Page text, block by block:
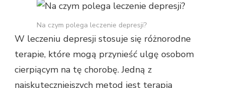
Na czym polega leczenie depresji?
W leczeniu depresji stosuje się różnorodne
terapie, które mogą przynieść ulgę osobom
cierpiącym na tę chorobę. Jedną z
najskuteczniejszych metod jest terapia